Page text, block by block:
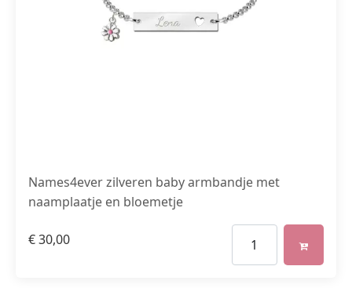
Names4ever zilveren baby armbandje met
naamplaatje en bloemetje
€30,00